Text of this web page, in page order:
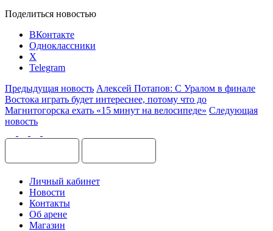
Поделиться новостью
ВКонтакте
Одноклассники
X
Telegram
Предыдущая новость Алексей Потапов: С Уралом в финале
Востока играть будет интереснее, потому что до
Магнитогорска ехать «15 минут на велосипеде» Следующая
новость
Личный кабинет
Новости
Контакты
Об арене
Магазин